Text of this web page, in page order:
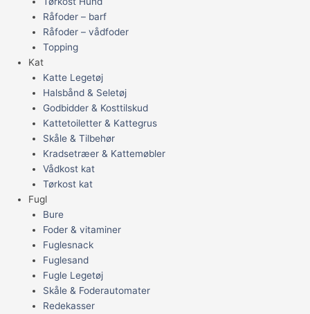
Råfoder – barf
Råfoder – vådfoder
Topping
Kat
Katte Legetøj
Halsbånd & Seletøj
Godbidder & Kosttilskud
Kattetoiletter & Kattegrus
Skåle & Tilbehør
Kradsetræer & Kattemøbler
Vådkost kat
Tørkost kat
Fugl
Bure
Foder & vitaminer
Fuglesnack
Fuglesand
Fugle Legetøj
Skåle & Foderautomater
Redekasser